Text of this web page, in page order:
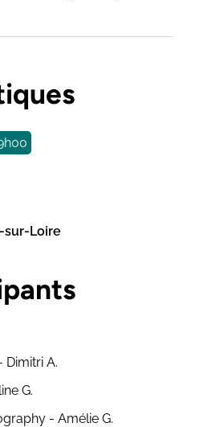
sur-Loire
Dimitri A.
G.
- Amélie G.